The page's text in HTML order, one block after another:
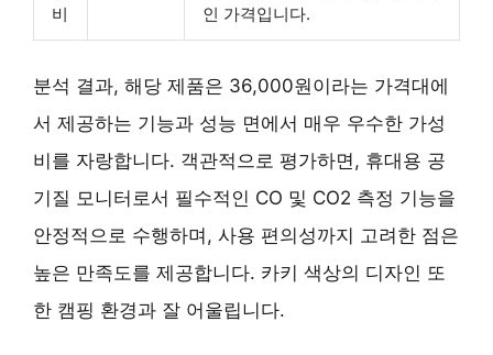
비
인 가격입니다.
분석 결과, 해당 제품은 36,000원이라는 가격대에
서 제공하는 기능과 성능 면에서 매우 우수한 가성
비를 자랑합니다. 객관적으로 평가하면, 휴대용 공
기질 모니터로서 필수적인 CO 및 CO2 측정 기능을
안정적으로 수행하며, 사용 편의성까지 고려한 점은
높은 만족도를 제공합니다. 카키 색상의 디자인 또
한 캠핑 환경과 잘 어울립니다.